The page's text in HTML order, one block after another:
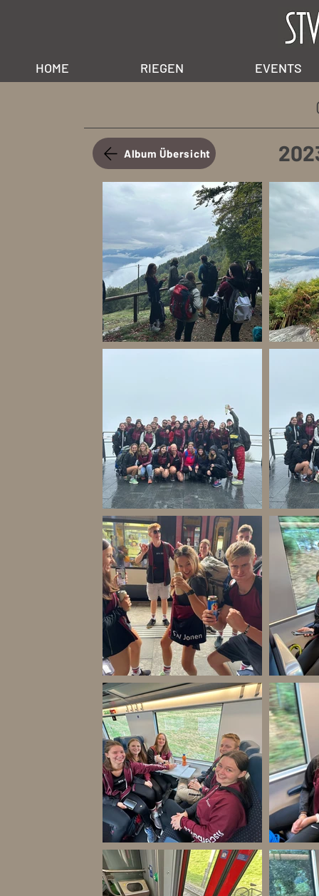
HOME RIEGEN EVENTS
Album Übersicht